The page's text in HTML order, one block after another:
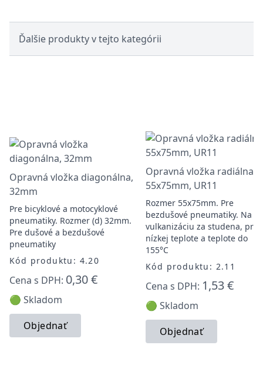
Ďalšie produkty v tejto kategórii
Opravná vložka diagonálna,
32mm
Pre bicyklové a motocyklové
pneumatiky. Rozmer (d) 32mm.
Pre dušové a bezdušové
pneumatiky
Kód produktu: 4.20
Cena s DPH: 0,30 €
🟢 Skladom
Objednať
Opravná vložka radiálna,
55x75mm, UR11
Rozmer 55x75mm. Pre
bezdušové pneumatiky. Na
vulkanizáciu za studena, pri
nízkej teplote a teplote do
155°C
Kód produktu: 2.11
Cena s DPH: 1,53 €
🟢 Skladom
Objednať